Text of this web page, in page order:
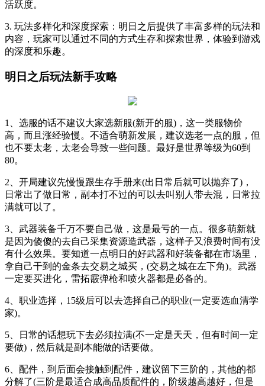
活跃度。
3. 玩法多样化和深度探索：明日之后提供了丰富多样的玩法和
内容，玩家可以通过不同的方式生存和探索世界，体验到游戏
的深度和乐趣。
明日之后玩法新手攻略
1、选服的话不建议大家选新服(新开的服)，这一类服物价
高，而且涨经验慢。不适合萌新发展，建议选老一点的服，但
也不要太老，太老会导致一些问题。最好是世界等级为60到
80。
2、开局建议先慢慢跟生存手册来(出日常后就可以抛弃了)，
日常出了做日常，副本打不过的可以去叫别人带去混，日常拉
满就可以了。
3、武器装备千万不要自己做，这是最亏的一点。很多萌新就
是因为傻傻的去自己采集资源造武器，这样子又浪费时间有没
有什么效果。要知道一点明日的好武器和好装备都在市场里，
拿自己干到的金条去交易之城买，(交易之城在左下角)。武器
一定要买进化，雷拓霰弹枪和喷火器都是必备的。
4、职业选择，15级后可以去选择自己的职业(一定要选血清学
家)。
5、日常的话想玩下去必须拉满(不一定是天天，但有时间一定
要做)，然后就是副本能做的话要做。
6、配件，到后面会接触到配件，建议留下三阶的，其他的都
分解了(三阶是最适合成高品质配件的，阶级越高越好，但是